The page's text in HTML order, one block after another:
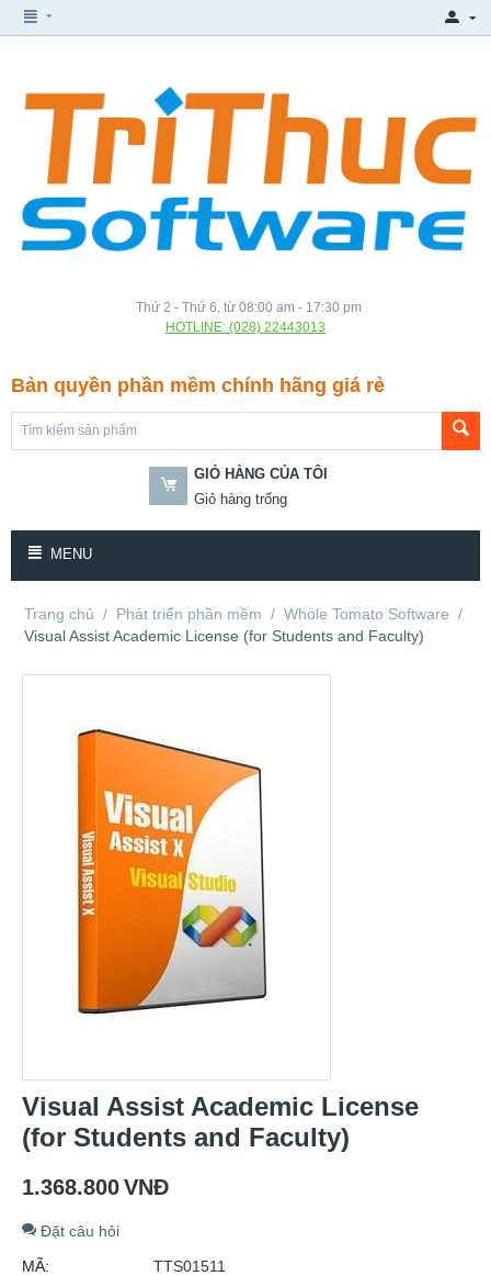
Thứ 2 - Thứ 6, từ 08:00 am - 17:30 pm
HOTLINE: (028) 22443013
Bản quyền phần mềm chính hãng giá rẻ
GIỎ HÀNG CỦA TÔI
Giỏ hàng trống
MENU
Trang chủ / Phát triển phần mềm / Whole Tomato Software /
Visual Assist Academic License (for Students and Faculty)
Visual Assist Academic License
(for Students and Faculty)
1.368.800VNĐ
Đặt câu hỏi
MÃ:
TTS01511